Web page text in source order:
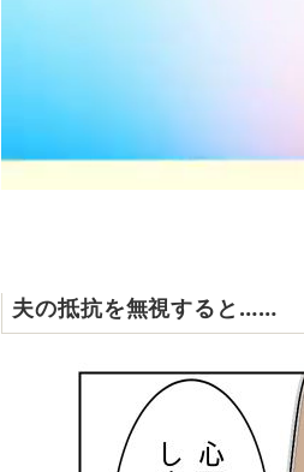
夫の抵抗を無視すると……